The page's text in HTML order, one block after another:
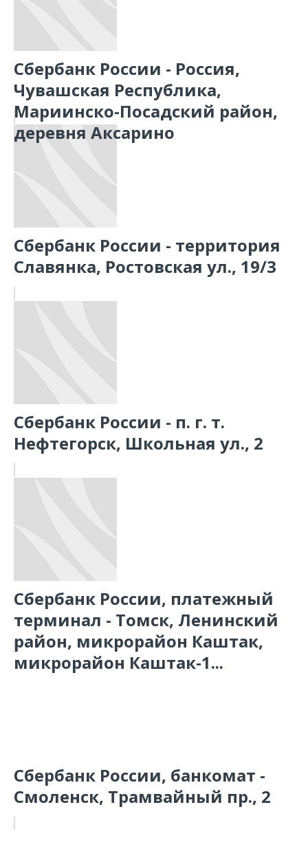
Сбербанк России - Россия,
Чувашская Республика,
Мариинско-Посадский район,
деревня Аксарино
Сбербанк России - территория
Славянка, Ростовская ул., 19/3
Сбербанк России - п. г. т.
Нефтегорск, Школьная ул., 2
Сбербанк России, платежный
терминал - Томск, Ленинский
район, микрорайон Каштак,
микрорайон Каштак-1...
Сбербанк России, банкомат -
Смоленск, Трамвайный пр., 2